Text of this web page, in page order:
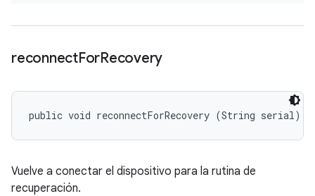
reconnectForRecovery
public void reconnectForRecovery (String serial)
Vuelve a conectar el dispositivo para la rutina de
recuperación.